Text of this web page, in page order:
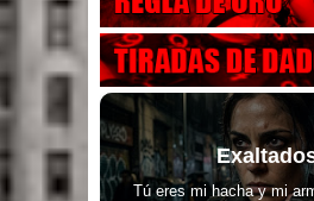
Tú eres mi hacha y mi